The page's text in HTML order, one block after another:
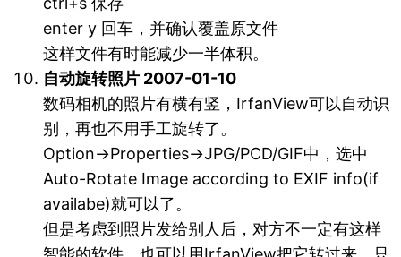
enter y 回车，并确认覆盖原文件
这样文件有时能减少一半体积。
自动旋转照片 2007-01-10
数码相机的照片有横有竖，IrfanView可以自动识
别，再也不用手工旋转了。
Option→Properties→JPG/PCD/GIF中，选中
Auto-Rotate Image according to EXIF info(if
availabe)就可以了。
但是考虑到照片发给别人后，对方不一定有这样